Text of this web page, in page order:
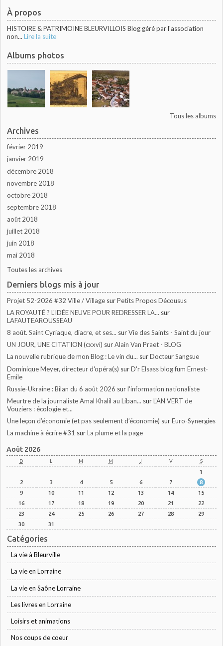
À propos
HISTOIRE & PATRIMOINE BLEURVILLOIS Blog géré par l'association
non... Lire la suite
Albums photos
Tous les albums
Archives
février 2019
janvier 2019
décembre 2018
novembre 2018
octobre 2018
septembre 2018
août 2018
juillet 2018
juin 2018
mai 2018
Toutes les archives
Derniers blogs mis à jour
Projet 52-2026 #32 Ville / Village surPetits Propos Décousus
LA ROYAUTÉ ? L'IDÉE NEUVE POUR REDRESSER LA... sur
LAFAUTEAROUSSEAU
8 août. Saint Cyriaque, diacre, et ses... surVie des Saints - Saint du jour
UN JOUR, UNE CITATION (cxxvi) surAlain Van Praet - BLOG
La nouvelle rubrique de mon Blog : Le vin du... surDocteur Sangsue
Dominique Meyer, directeur d'opéra(s) surD'r Elsass blog fum Ernest-
Emile
Russie-Ukraine : Bilan du 6 août 2026 surl'information nationaliste
Meurtre de la journaliste Amal Khalil au Liban... surL'AN VERT de
Vouziers : écologie et...
Une leçon d’économie (et pas seulement d’économie) surEuro-Synergies
La machine à écrire #31 surLa plume et la page
Août 2026
D L M M J V S
1
2
3 4 5 6 7
8
9
10 11 12 13 14
15
16
17 18 19 20 21
22
23
24 25 26 27 28
29
30
31
Catégories
La vie à Bleurville
La vie en Lorraine
La vie en Saône Lorraine
Les livres en Lorraine
Loisirs et animations
Nos coups de coeur